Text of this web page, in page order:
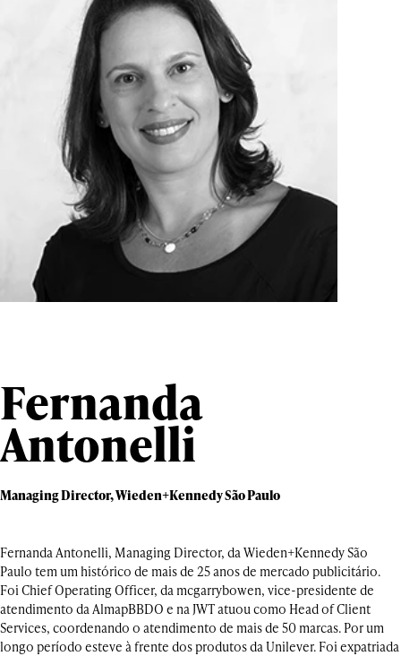
Fernanda
Antonelli
Managing Director, Wieden+Kennedy São Paulo
Fernanda Antonelli, Managing Director, da Wieden+Kennedy São
Paulo tem um histórico de mais de 25 anos de mercado publicitário.
Foi Chief Operating Officer, da mcgarrybowen, vice-presidente de
atendimento da AlmapBBDO e na JWT atuou como Head of Client
Services, coordenando o atendimento de mais de 50 marcas. Por um
longo período esteve à frente dos produtos da Unilever. Foi expatriada